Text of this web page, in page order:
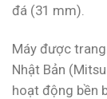
đá (31 mm).
Máy được
Nhật Bản
hoạt động bền